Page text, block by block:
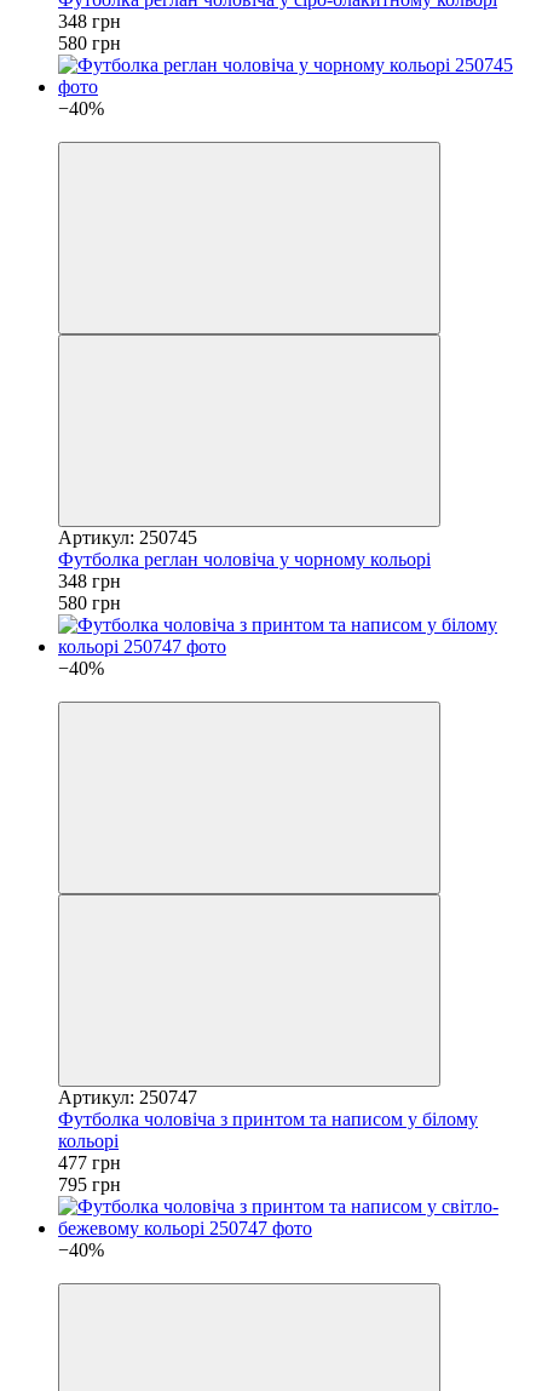
348 грн
580 грн
−40%
Артикул: 250745
Футболка реглан чоловіча у чорному кольорі
348 грн
580 грн
−40%
Артикул: 250747
Футболка чоловіча з принтом та написом у білому
кольорі
477 грн
795 грн
−40%